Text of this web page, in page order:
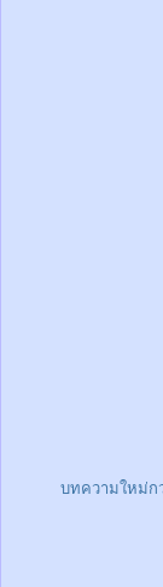
บทความใหม่ก